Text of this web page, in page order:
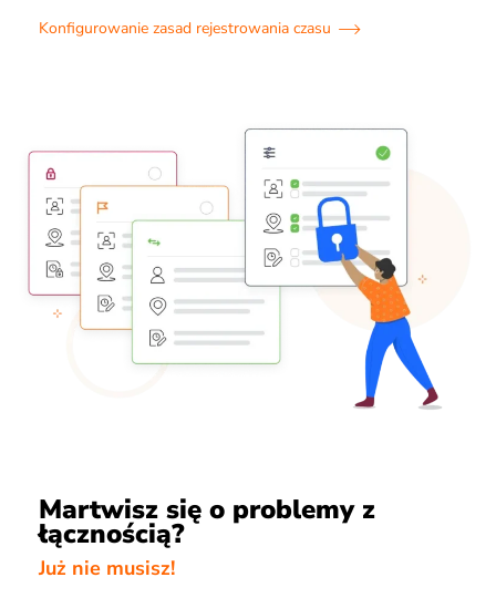
Konfigurowanie zasad rejestrowania czasu
Martwisz się o problemy z
łącznością?
Już nie musisz!